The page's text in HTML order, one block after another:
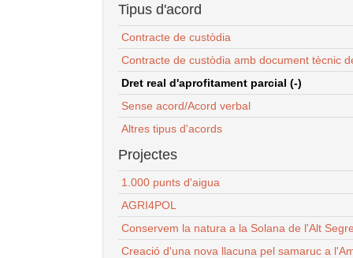
Tipus d'acord
Contracte de custòdia
Contracte de custòdia amb document tècnic
Dret real d'aprofitament parcial (-)
Sense acord/Acord verbal
Altres tipus d'acords
Projectes
1.000 punts d'aigua
AGRI4POL
Conservem la natura a la Solana de l'Alt
Creació d'una nova llacuna pel samaruc a